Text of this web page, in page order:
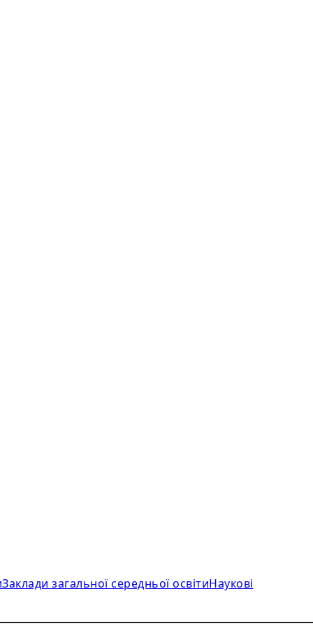
Заклади загальної середньої освітиНаукові